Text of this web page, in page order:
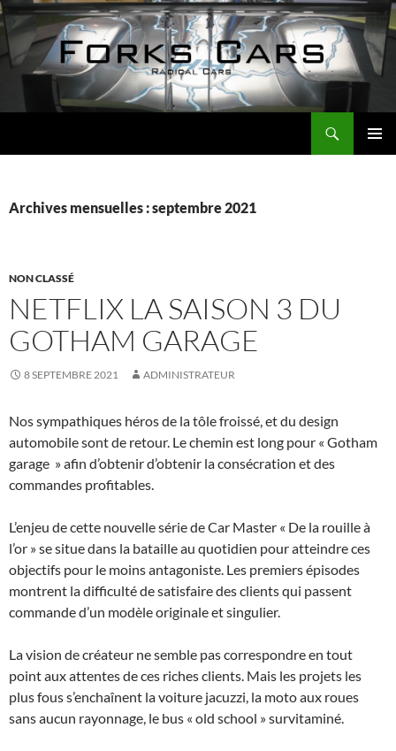
Aller
au
contenu
Archives mensuelles : septembre 2021
NON CLASSÉ
NETFLIX LA SAISON 3 DU
GOTHAM GARAGE
8 SEPTEMBRE 2021 ADMINISTRATEUR
Nos sympathiques héros de la tôle froissé, et du design
automobile sont de retour. Le chemin est long pour « Gotham
garage » afin d’obtenir d’obtenir la consécration et des
commandes profitables.
L’enjeu de cette nouvelle série de Car Master « De la rouille à
l’or » se situe dans la bataille au quotidien pour atteindre ces
objectifs pour le moins antagoniste. Les premiers épisodes
montrent la difficulté de satisfaire des clients qui passent
commande d’un modèle originale et singulier.
La vision de créateur ne semble pas correspondre en tout
point aux attentes de ces riches clients. Mais les projets les
plus fous s’enchaînent la voiture jacuzzi, la moto aux roues
sans aucun rayonnage, le bus « old school » survitaminé.